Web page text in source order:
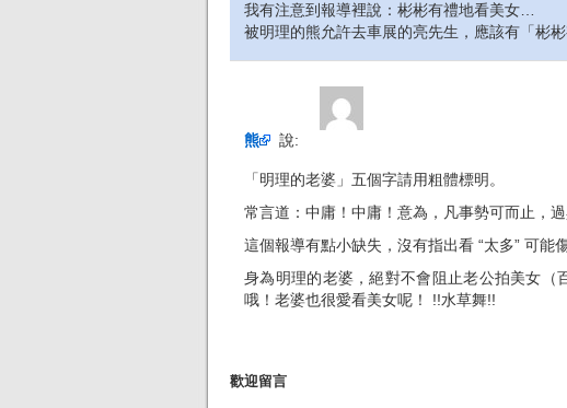
我有注意到報導裡說：彬彬有禮地看美女…
被明理的熊允許去車展的亮先生，應該有「彬
熊 說:
「明理的老婆」五個字請用粗體標明。
常言道：中庸！中庸！意為，凡事勢可而止，過
這個報導有點小缺失，沒有指出看 “太多” 可能
身為明理的老婆，絕對不會阻止老公拍美女
哦！老婆也很愛看美女呢！ !!水草舞!!
歡迎留言